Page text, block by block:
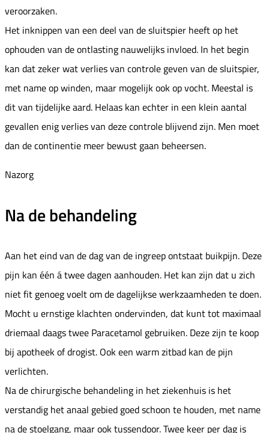
veroorzaken.
Het inknippen van een deel van de sluitspier heeft op het
ophouden van de ontlasting nauwelijks invloed. In het begin
kan dat zeker wat verlies van controle geven van de sluitspier,
met name op winden, maar mogelijk ook op vocht. Meestal is
dit van tijdelijke aard. Helaas kan echter in een klein aantal
gevallen enig verlies van deze controle blijvend zijn. Men moet
dan de continentie meer bewust gaan beheersen.
Nazorg
Na de behandeling
Aan het eind van de dag van de ingreep ontstaat buikpijn. Deze
pijn kan één á twee dagen aanhouden. Het kan zijn dat u zich
niet fit genoeg voelt om de dagelijkse werkzaamheden te doen.
Mocht u ernstige klachten ondervinden, dat kunt tot maximaal
driemaal daags twee Paracetamol gebruiken. Deze zijn te koop
bij apotheek of drogist. Ook een warm zitbad kan de pijn
verlichten.
Na de chirurgische behandeling in het ziekenhuis is het
verstandig het anaal gebied goed schoon te houden, met name
na de stoelgang, maar ook tussendoor. Twee keer per dag is